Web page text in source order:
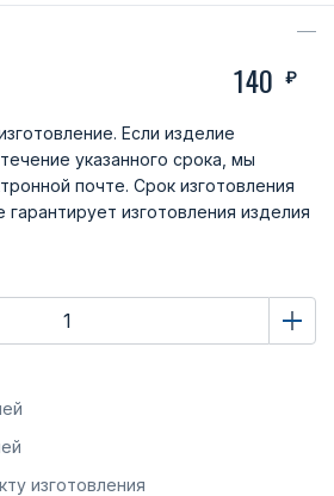
140 ₽
Если изделие
указанного срока, мы
почте. Срок изготовления
гарантирует изготовления изделия
изготовления